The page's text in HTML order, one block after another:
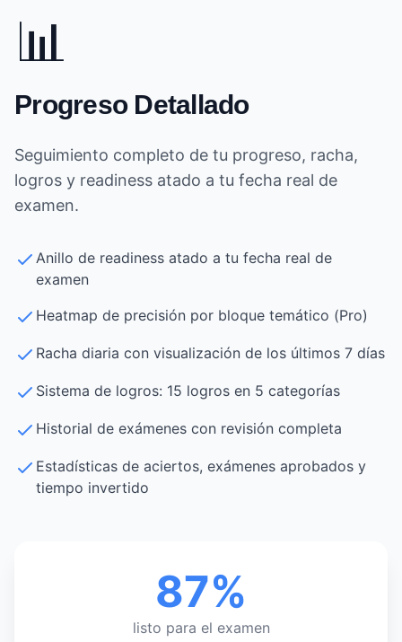
📊
Progreso Detallado
Seguimiento completo de tu progreso, racha,
logros y readiness atado a tu fecha real de
examen.
Anillo de readiness atado a tu fecha real de
examen
Heatmap de precisión por bloque temático (Pro)
Racha diaria con visualización de los últimos 7 días
Sistema de logros: 15 logros en 5 categorías
Historial de exámenes con revisión completa
Estadísticas de aciertos, exámenes aprobados y
tiempo invertido
87%
listo para el examen